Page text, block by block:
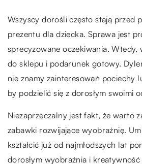
Wszyscy dorośli często stają przed
prezentu dla dziecka. Sprawa jest
sprecyzowane oczekiwania. Wtedy,
do sklepu i podarunek gotowy.
nie znamy zainteresowań pociechy
by podzielić się z dorosłym swoimi
Niezaprzeczalny jest fakt, że warto
zabawki rozwijające wyobraźnię.
kształcić już od najmłodszych lat
dorosłym wyobraźnia i